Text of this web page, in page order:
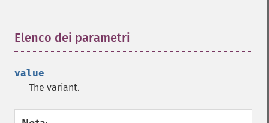
Elenco dei parametri
value
The variant.